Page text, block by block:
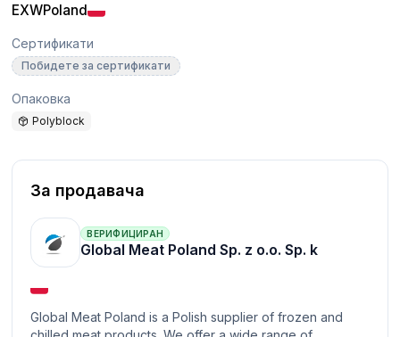
EXWPoland
Сертификати
Побидете за сертификати
Опаковка
Polyblock
За продавача
ВЕРИФИЦИРАН
Global Meat Poland Sp. z o.o. Sp. k
Global Meat Poland is a Polish supplier of frozen and